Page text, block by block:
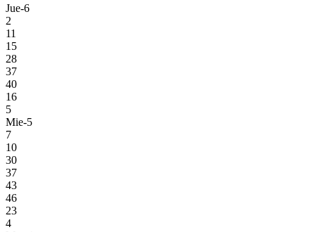
Jue-6
2
11
15
28
37
40
16
5
Mie-5
7
10
30
37
43
46
23
4